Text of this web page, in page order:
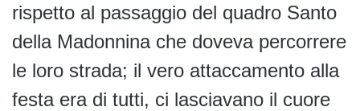
rispetto al passaggio del quadro Santo
della Madonnina che doveva percorrere
le loro strada; il vero attaccamento alla
festa era di tutti, ci lasciavano il cuore